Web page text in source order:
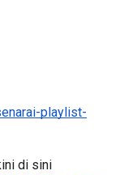
playlist-
di sini